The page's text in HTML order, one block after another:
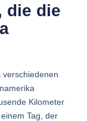
die die
verschiedenen
Kilometer
Tag, der